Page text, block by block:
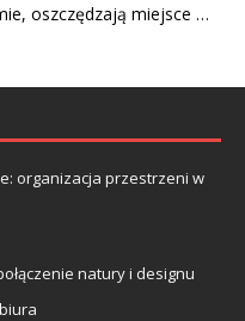
oszczędzają miejsce …
organizacja przestrzeni w
natury i designu